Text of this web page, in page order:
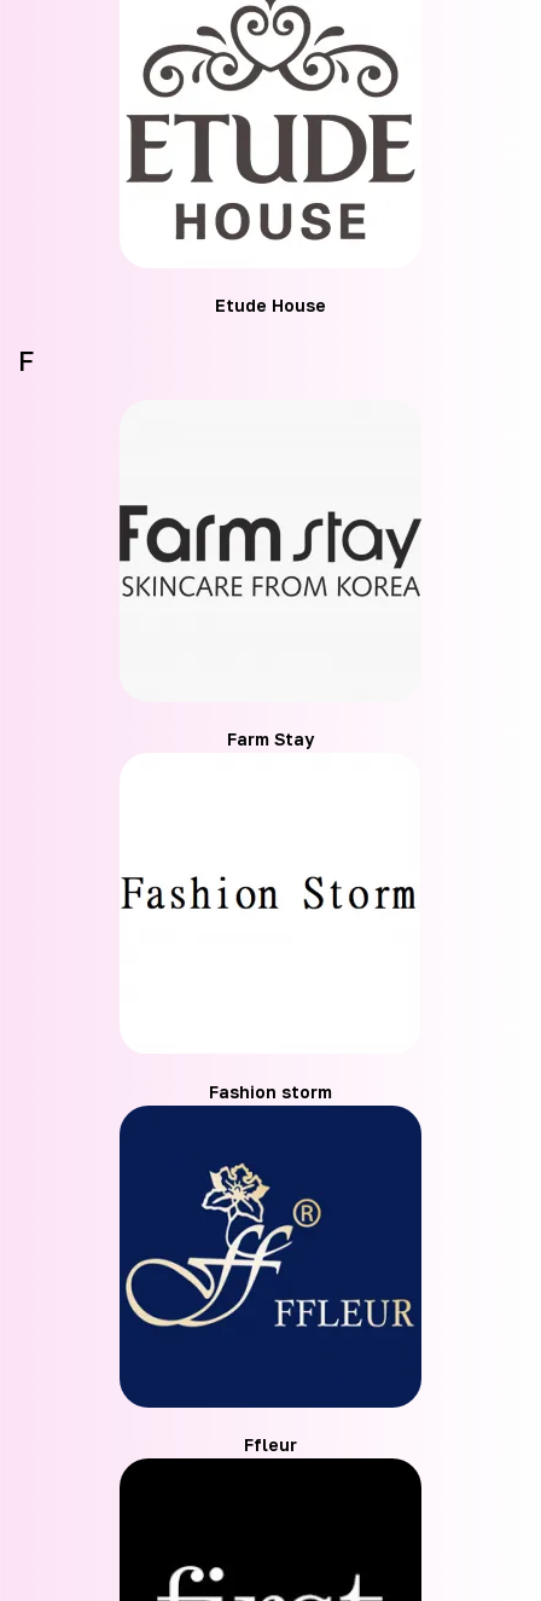
Etude House
F
Farm Stay
Fashion storm
Ffleur